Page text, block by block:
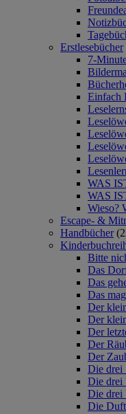
Erstlesebücher
7-
Einfach
WAS
WAS
Wieso?
Escape- &
Handbücher
Bitte
Das
Das
Das
Der
Der
Der
Der
Der
Die drei
Die drei
Die drei
Die